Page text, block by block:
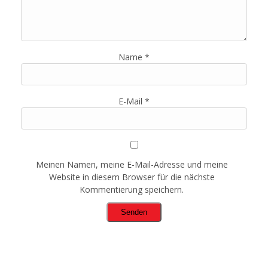
Name *
E-Mail *
Meinen Namen, meine E-Mail-Adresse und meine
Website in diesem Browser für die nächste
Kommentierung speichern.